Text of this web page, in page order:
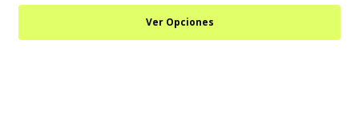
Ver Opciones